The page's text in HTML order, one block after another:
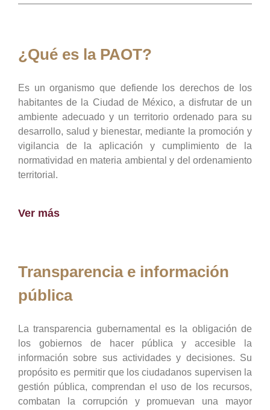
¿Qué es la PAOT?
Es un organismo que defiende los derechos de los
habitantes de la Ciudad de México, a disfrutar de un
ambiente adecuado y un territorio ordenado para su
desarrollo, salud y bienestar, mediante la promoción y
vigilancia de la aplicación y cumplimiento de la
normatividad en materia ambiental y del ordenamiento
territorial.
Ver más
Transparencia e información
pública
La transparencia gubernamental es la obligación de
los gobiernos de hacer pública y accesible la
información sobre sus actividades y decisiones. Su
propósito es permitir que los ciudadanos supervisen la
gestión pública, comprendan el uso de los recursos,
combatan la corrupción y promuevan una mayor